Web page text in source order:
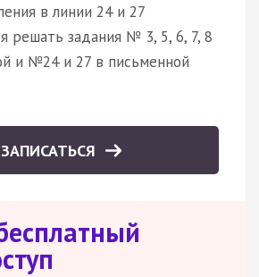
в линии 24 и 27
решать задания № 3, 5, 6, 7, 8
и №24 и 27 в письменной
ЗАПИСАТЬСЯ